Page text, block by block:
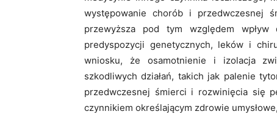
występowanie chorób i przedwczesnej
przewyższa pod tym względem wpływ
predyspozycji genetycznych, leków i
wniosku, że osamotnienie i izolacja
szkodliwych działań, takich jak palenie
przedwczesnej śmierci i rozwinięcia się
czynnikiem określającym zdrowie